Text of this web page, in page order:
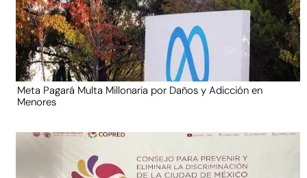
Meta Pagará Multa Millonaria por Daños y Adicción en
Menores